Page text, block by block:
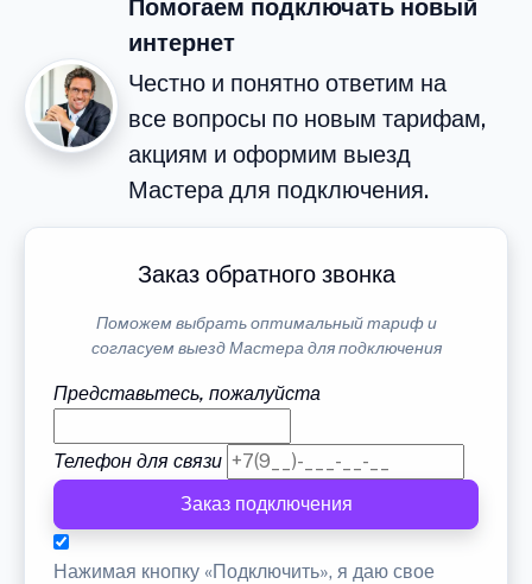
Помогаем подключать новый
интернет
Честно и понятно ответим на
все вопросы по новым тарифам,
акциям и оформим выезд
Мастера для подключения.
Заказ обратного звонка
Поможем выбрать оптимальный тариф и
согласуем выезд Мастера для подключения
Представьтесь, пожалуйста
Телефон для связи
Заказ подключения
Нажимая кнопку «Подключить», я даю свое